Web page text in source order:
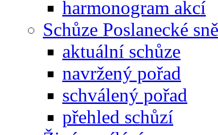
harmonogram akcí
Schůze Poslanecké
aktuální schůze
navržený pořad
schválený pořad
přehled schůzí